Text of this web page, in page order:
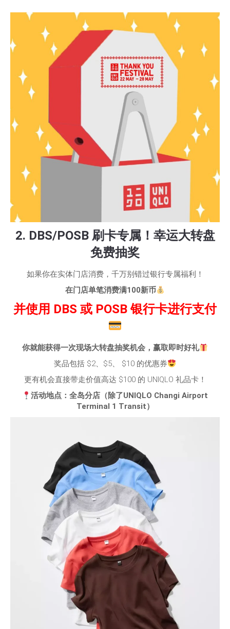
2. DBS/POSB 刷卡专属！幸运大转盘
免费抽奖
如果你在实体门店消费，千万别错过银行专属福利！
在门店单笔消费满100新币
并使用 DBS 或 POSB 银行卡进行支付
你就能获得一次现场大转盘抽奖机会，赢取即时好礼
奖品包括 $2、$5、 $10 的优惠券
更有机会直接带走价值高达 $100 的 UNIQLO 礼品卡！
活动地点：全岛分店（除了UNIQLO Changi Airport
Terminal 1 Transit）